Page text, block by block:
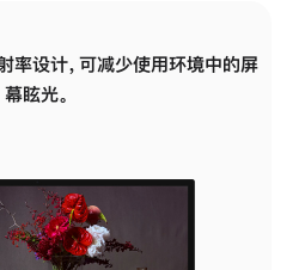
率设计，可减少使用环境中的屏
幕眩光。